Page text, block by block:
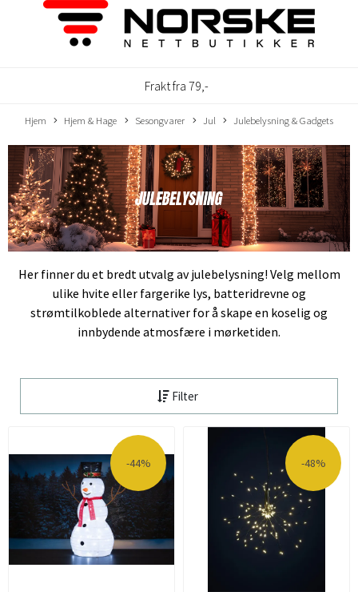
Frakt fra 79,-
Hjem Hjem & Hage Sesongvarer Jul Julebelysning & Gadgets
Her finner du et bredt utvalg av julebelysning! Velg mellom
ulike hvite eller fargerike lys, batteridrevne og
strømtilkoblede alternativer for å skape en koselig og
innbydende atmosfære i mørketiden.
Filter
-44% -48%